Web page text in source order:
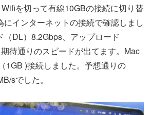
を切って有線10GBの接続に切り替
にインターネットの接続で確認しまし
（DL）8.2Gbps、アップロード
期待通りのスピードが出てます。Mac
1GB )接続しました。予想通りの
sでした。